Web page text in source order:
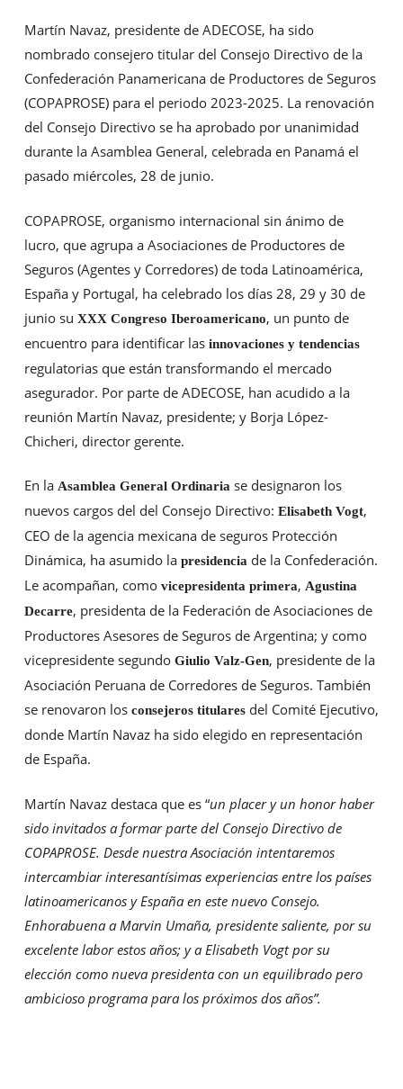
Martín Navaz, presidente de ADECOSE, ha sido
nombrado consejero titular del Consejo Directivo de la
Confederación Panamericana de Productores de Seguros
(COPAPROSE) para el periodo 2023-2025. La renovación
del Consejo Directivo se ha aprobado por unanimidad
durante la Asamblea General, celebrada en Panamá el
pasado miércoles, 28 de junio.
COPAPROSE, organismo internacional sin ánimo de
lucro, que agrupa a Asociaciones de Productores de
Seguros (Agentes y Corredores) de toda Latinoamérica,
España y Portugal, ha celebrado los días 28, 29 y 30 de
junio su XXX Congreso Iberoamericano, un punto de
encuentro para identificar las innovaciones y tendencias
regulatorias que están transformando el mercado
asegurador. Por parte de ADECOSE, han acudido a la
reunión Martín Navaz, presidente; y Borja López-
Chicheri, director gerente.
En la Asamblea General Ordinariase designaron los
nuevos cargos del del Consejo Directivo: Elisabeth Vogt,
CEO de la agencia mexicana de seguros Protección
Dinámica, ha asumido la presidenciade la Confederación.
Le acompañan, como vicepresidenta primera, Agustina
Decarre, presidenta de la Federación de Asociaciones de
Productores Asesores de Seguros de Argentina; y como
vicepresidente segundo Giulio Valz-Gen, presidente de la
Asociación Peruana de Corredores de Seguros. También
se renovaron los consejeros titularesdel Comité Ejecutivo,
donde Martín Navaz ha sido elegido en representación
de España.
Martín Navaz destaca que es “un placer y un honor haber
sido invitados a formar parte del Consejo Directivo de
COPAPROSE. Desde nuestra Asociación intentaremos
intercambiar interesantísimas experiencias entre los países
latinoamericanos y España en este nuevo Consejo.
Enhorabuena a Marvin Umaña, presidente saliente, por su
excelente labor estos años; y a Elisabeth Vogt por su
elección como nueva presidenta con un equilibrado pero
ambicioso programa para los próximos dos años”.